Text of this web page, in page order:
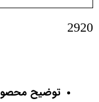
2920
توضیح